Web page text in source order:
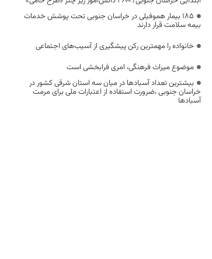
۱۸۵ بیمار هموفیلی در خراسان جنوبی تحت پوشش خدمات
بیمه سلامت قرار دارند
خانواده را مهمترین رکن پیشگیری از آسیب‌های اجتماعی
موضوع میراث فرهنگی، امری فرابخشی است
بیشترین تعداد آسبادها در میان سه استان شرقی کشور در
خراسان جنوبی ،ضرورت استفاده از اعتبارات ملی برای مرمت
آسبادها